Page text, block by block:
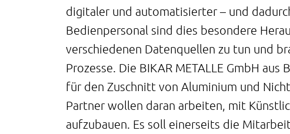
digitaler und automatisierter – und
Bedienpersonal sind dies besondere
verschiedenen Datenquellen zu tun und
Prozesse. Die BIKAR METALLE GmbH
für den Zuschnitt von Aluminium und
Partner wollen daran arbeiten, mit
aufzubauen. Es soll einerseits die